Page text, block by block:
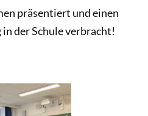
präsentiert und einen
der Schule verbracht!